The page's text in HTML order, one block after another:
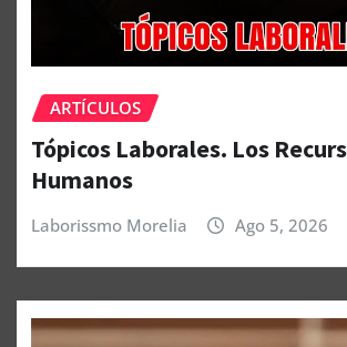
ARTÍCULOS
Tópicos Laborales. Los
Humanos
Laborissmo Morelia Ago 5, 2026